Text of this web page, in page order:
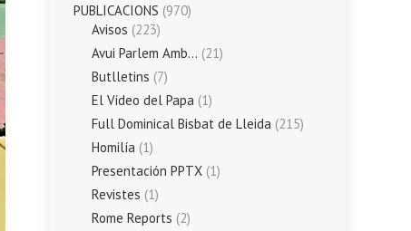
PUBLICACIONS (970)
Avisos (223)
Avui Parlem Amb… (21)
Butlletins (7)
El Vídeo del Papa (1)
Full Dominical Bisbat de Lleida (215)
Homilía (1)
Presentación PPTX (1)
Revistes (1)
Rome Reports (2)